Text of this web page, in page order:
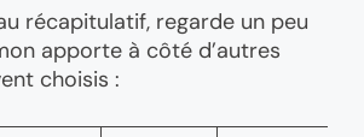
récapitulatif, regarde un peu
apporte à côté d’autres
choisis :